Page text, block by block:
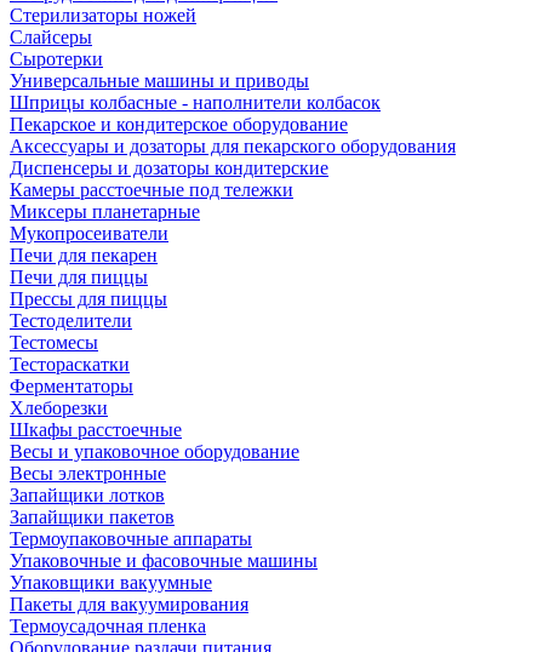
Стерилизаторы ножей
Слайсеры
Сыротерки
Универсальные машины и приводы
Шприцы колбасные - наполнители колбасок
Пекарское и кондитерское оборудование
Аксессуары и дозаторы для пекарского оборудования
Диспенсеры и дозаторы кондитерские
Камеры расстоечные под тележки
Миксеры планетарные
Мукопросеиватели
Печи для пекарен
Печи для пиццы
Прессы для пиццы
Тестоделители
Тестомесы
Тестораскатки
Ферментаторы
Хлеборезки
Шкафы расстоечные
Весы и упаковочное оборудование
Весы электронные
Запайщики лотков
Запайщики пакетов
Термоупаковочные аппараты
Упаковочные и фасовочные машины
Упаковщики вакуумные
Пакеты для вакуумирования
Термоусадочная пленка
Оборудование раздачи питания